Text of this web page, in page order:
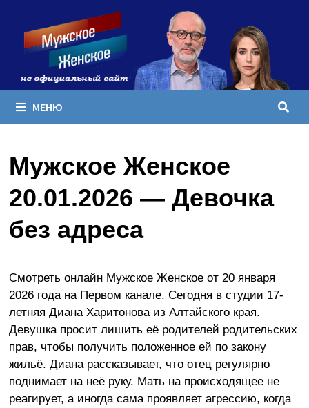
содержимому
МЕНЮ
Мужское Женское
20.01.2026 — Девочка
без адреса
Смотреть онлайн Мужское Женское от 20 января
2026 года на Первом канале. Сегодня в студии 17-
летняя Диана Харитонова из Алтайского края.
Девушка просит лишить её родителей родительских
прав, чтобы получить положенное ей по закону
жильё. Диана рассказывает, что отец регулярно
поднимает на неё руку. Мать на происходящее не
реагирует, а иногда сама проявляет агрессию, когда